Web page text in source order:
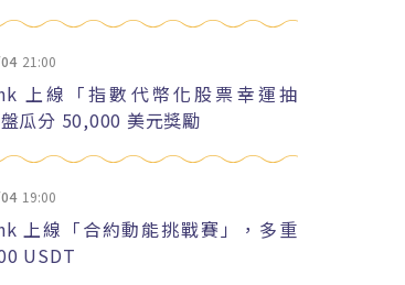
21:00
上線「指數代幣化股票幸運抽
瓜分 50,000 美元獎勵
19:00
上線「合約動能挑戰賽」，多重
USDT